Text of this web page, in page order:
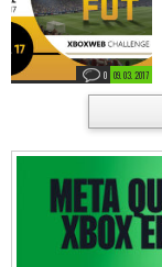
09. 03. 2017
0